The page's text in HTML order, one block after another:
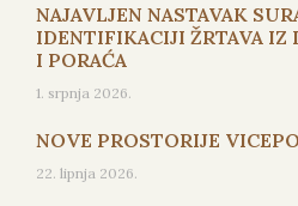
NAJAVLJEN NASTAVAK
IDENTIFIKACIJI ŽRTAVA IZ
I PORAĆA
1. srpnja 2026.
NOVE PROSTORIJE
22. lipnja 2026.